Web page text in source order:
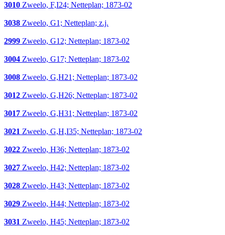
3010 Zweelo, F,I24; Netteplan; 1873-02
3038 Zweelo, G1; Netteplan; z.j.
2999 Zweelo, G12; Netteplan; 1873-02
3004 Zweelo, G17; Netteplan; 1873-02
3008 Zweelo, G,H21; Netteplan; 1873-02
3012 Zweelo, G,H26; Netteplan; 1873-02
3017 Zweelo, G,H31; Netteplan; 1873-02
3021 Zweelo, G,H,I35; Netteplan; 1873-02
3022 Zweelo, H36; Netteplan; 1873-02
3027 Zweelo, H42; Netteplan; 1873-02
3028 Zweelo, H43; Netteplan; 1873-02
3029 Zweelo, H44; Netteplan; 1873-02
3031 Zweelo, H45; Netteplan; 1873-02